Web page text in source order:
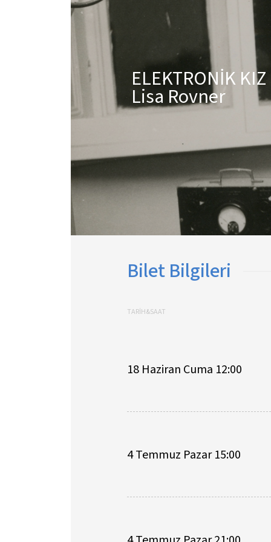
ELEKTRONİK
Lisa Rovner
Bilet Bilgileri
TARİH&SAAT
18 Haziran Cuma 12:00
4 Temmuz Pazar 15:00